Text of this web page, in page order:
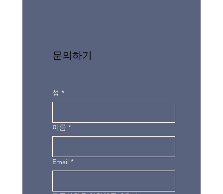
문의하기
성 *
이름 *
Email *